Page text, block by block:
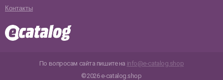
Контакты
По вопросам сайта пишите на info@e-catalog.shop
©2026 e-catalog.shop